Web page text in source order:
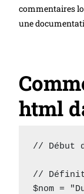
commentaires
une
html
// Début
//
$nom =